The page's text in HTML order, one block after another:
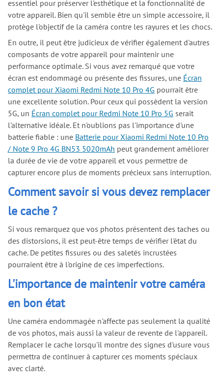
essentiel pour préserver l'esthétique et la fonctionnalité de
votre appareil. Bien qu'il semble être un simple accessoire, il
protège l'objectif de la caméra contre les rayures et les chocs.
En outre, il peut être judicieux de vérifier également d'autres
composants de votre appareil pour maintenir une
performance optimale. Si vous avez remarqué que votre
écran est endommagé ou présente des fissures, une Écran
complet pour Xiaomi Redmi Note 10 Pro 4G pourrait être
une excellente solution. Pour ceux qui possèdent la version
5G, un Écran complet pour Redmi Note 10 Pro 5G serait
l'alternative idéale. Et n'oublions pas l'importance d'une
batterie fiable : une Batterie pour Xiaomi Redmi Note 10 Pro
/ Note 9 Pro 4G BN53 5020mAh peut grandement améliorer
la durée de vie de votre appareil et vous permettre de
capturer encore plus de moments précieux sans interruption.
Comment savoir si vous devez remplacer
le cache ?
Si vous remarquez que vos photos présentent des taches ou
des distorsions, il est peut-être temps de vérifier l'état du
cache. De petites fissures ou des saletés incrustées
pourraient être à l'origine de ces imperfections.
L'importance de maintenir votre caméra
en bon état
Une caméra endommagée n'affecte pas seulement la qualité
de vos photos, mais aussi la valeur de revente de l'appareil.
Remplacer le cache lorsqu'il montre des signes d'usure vous
permettra de continuer à capturer ces moments spéciaux
avec clarté.